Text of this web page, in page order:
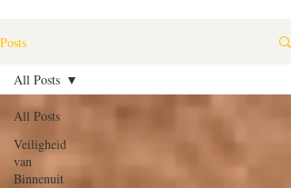
Posts
All Posts
Veiligheid
van
Binnenuit
All Posts